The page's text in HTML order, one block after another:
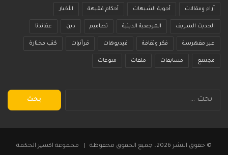
آراء ومقالات أجوبة الشبهات أحكام فقيهة الأخبار
الحديث الشريف المرجعية الدينية تصاميم دين عقائدنا
غير مفهرسة فكر وثقافة فيديوهات قرآنيات كتب مختارة
مجتمع مسابقات ملفات منوعات
البحث
© حقوق النشر 2026، جميع الحقوق محفوظة | مجموعة اكسير الحكمة